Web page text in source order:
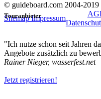
Touranbieter
"Ich nutze schon seit Jahren
Angebote zusätzlich zu
Rainer Nieger, wasserfest.net
Jetzt registrieren!
© guideboard.com 2004-2019
SitemapImpressum